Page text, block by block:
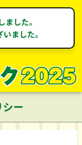
した。
ました。
ー